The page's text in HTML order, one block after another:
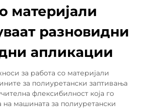
материјали
разновидни
апликации
за работа со материјали
за полиуретански заптивања
флексибилност која го
на машината за полиуретански